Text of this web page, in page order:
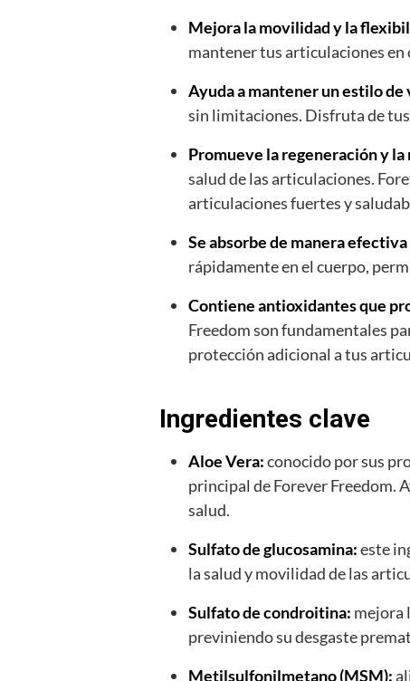
Mejora la movilidad y la
mantener tus articulaciones
Ayuda a mantener un estilo
sin limitaciones. Disfruta de
Promueve la regeneración y
salud de las articulaciones.
articulaciones fuertes y
Se absorbe de manera
rápidamente en el cuerpo,
Contiene antioxidantes que
Freedom son fundamentales
protección adicional a tus
Ingredientes clave
Aloe Vera:conocido por sus
principal de Forever Freedom.
salud.
Sulfato de glucosamina:este
la salud y movilidad de las
Sulfato de condroitina: mejora
previniendo su desgaste
Metilsulfonilmetano (MSM):